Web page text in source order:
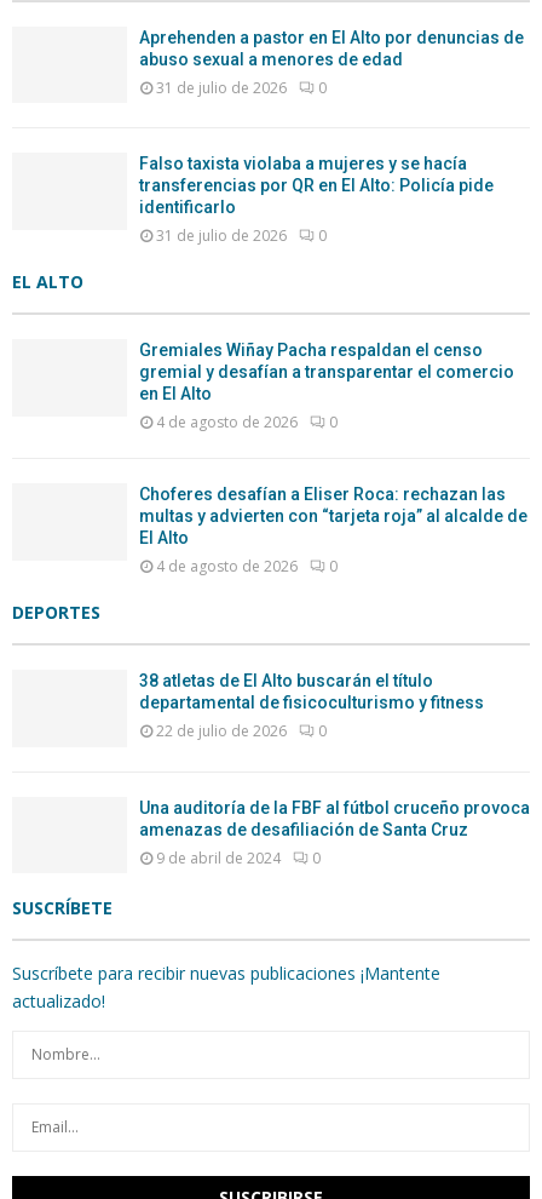
Aprehenden a pastor en El Alto por denuncias de
abuso sexual a menores de edad
31 de julio de 2026 0
Falso taxista violaba a mujeres y se hacía
transferencias por QR en El Alto: Policía pide
identificarlo
31 de julio de 2026 0
EL ALTO
Gremiales Wiñay Pacha respaldan el censo
gremial y desafían a transparentar el comercio
en El Alto
4 de agosto de 2026 0
Choferes desafían a Eliser Roca: rechazan las
multas y advierten con “tarjeta roja” al alcalde de
El Alto
4 de agosto de 2026 0
DEPORTES
38 atletas de El Alto buscarán el título
departamental de fisicoculturismo y fitness
22 de julio de 2026 0
Una auditoría de la FBF al fútbol cruceño provoca
amenazas de desafiliación de Santa Cruz
9 de abril de 2024 0
SUSCRÍBETE
Suscríbete para recibir nuevas publicaciones ¡Mantente
actualizado!